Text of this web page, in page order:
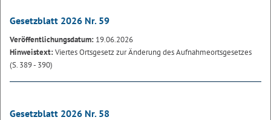
Gesetzblatt 2026 Nr. 59
Veröffentlichungsdatum: 19.06.2026
Hinweistext:Viertes Ortsgesetz zur Änderung des Aufnahmeortsgesetzes
(S. 389 - 390)
Gesetzblatt 2026 Nr. 58